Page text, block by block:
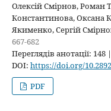
Олексій Смірнов, Роман
Константинова, Оксана
Якименко, Сергій
667-682
Переглядів анотації:
DOI: https://doi.org/
PDF